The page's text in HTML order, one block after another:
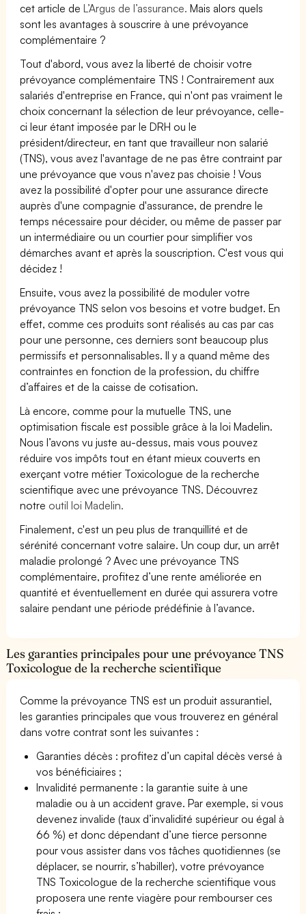
cet article deL’Argus de l’assurance. Mais alors quels
sont les avantages à souscrire à une prévoyance
complémentaire ?
Tout d'abord, vous avez la liberté de choisir votre
prévoyance complémentaire TNS ! Contrairement aux
salariés d'entreprise en France, qui n'ont pas vraiment le
choix concernant la sélection de leur prévoyance, celle-
ci leur étant imposée par le DRH ou le
président/directeur, en tant que travailleur non salarié
(TNS), vous avez l'avantage de ne pas être contraint par
une prévoyance que vous n'avez pas choisie ! Vous
avez la possibilité d'opter pour une assurance directe
auprès d'une compagnie d'assurance, de prendre le
temps nécessaire pour décider, ou même de passer par
un intermédiaire ou un courtier pour simplifier vos
démarches avant et après la souscription. C'est vous qui
décidez !
Ensuite, vous avez la possibilité de moduler votre
prévoyance TNS selon vos besoins et votre budget. En
effet, comme ces produits sont réalisés au cas par cas
pour une personne, ces derniers sont beaucoup plus
permissifs et personnalisables. Il y a quand même des
contraintes en fonction de la profession, du chiffre
d’affaires et de la caisse de cotisation.
Là encore, comme pour la mutuelle TNS, une
optimisation fiscale est possible grâce à la loi Madelin.
Nous l’avons vu juste au-dessus, mais vous pouvez
réduire vos impôts tout en étant mieux couverts en
exerçant votre métier Toxicologue de la recherche
scientifique avec une prévoyance TNS. Découvrez
notre outil loi Madelin.
Finalement, c'est un peu plus de tranquillité et de
sérénité concernant votre salaire. Un coup dur, un arrêt
maladie prolongé ? Avec une prévoyance TNS
complémentaire, profitez d’une rente améliorée en
quantité et éventuellement en durée qui assurera votre
salaire pendant une période prédéfinie à l’avance.
Les garanties principales pour une prévoyance TNS
Toxicologue de la recherche scientifique
Comme la prévoyance TNS est un produit assurantiel,
les garanties principales que vous trouverez en général
dans votre contrat sont les suivantes :
Garanties décès : profitez d’un capital décès versé à
vos bénéficiaires ;
Invalidité permanente : la garantie suite à une
maladie ou à un accident grave. Par exemple, si vous
devenez invalide (taux d’invalidité supérieur ou égal à
66 %) et donc dépendant d’une tierce personne
pour vous assister dans vos tâches quotidiennes (se
déplacer, se nourrir, s’habiller), votre prévoyance
TNS Toxicologue de la recherche scientifique vous
proposera une rente viagère pour rembourser ces